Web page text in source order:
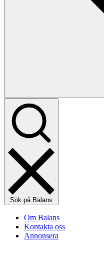
Sök på Balans
Om Balans
Kontakta oss
Annonsera